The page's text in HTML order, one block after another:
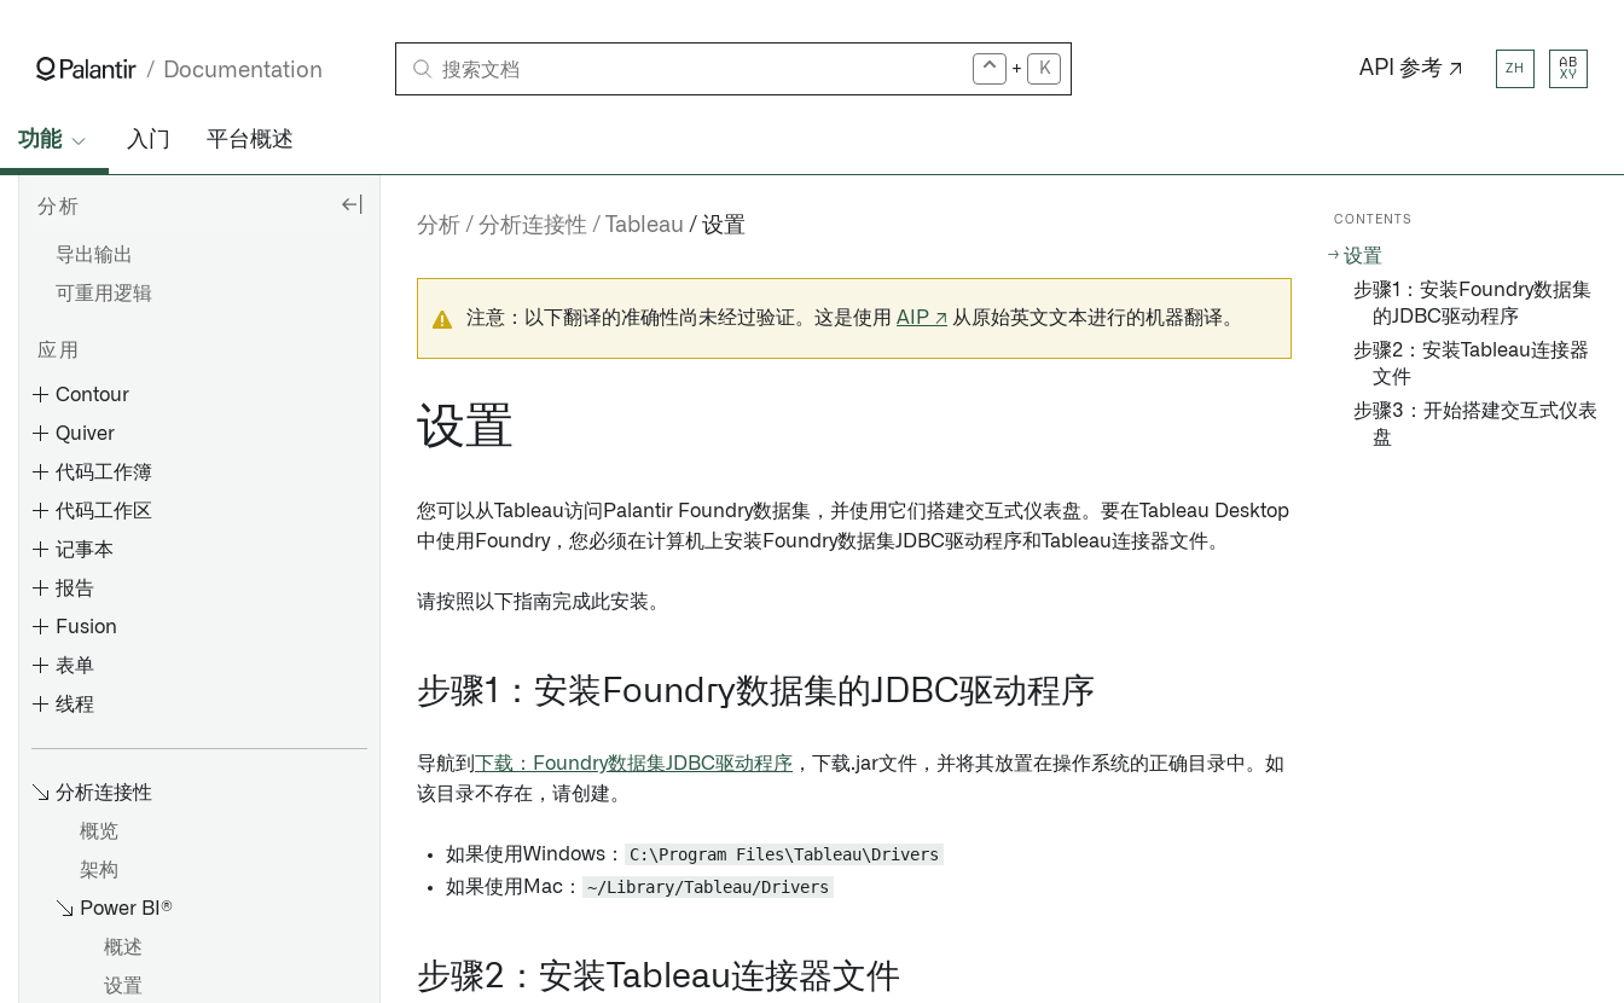
Documentation + K API 参考 ↗ ZH
AB
XY
功能 入门 平台概述
分析
Analytical results
报告
模型
导出输出
可重用逻辑
应用
Contour
创建路径
分享结果
概述
添加面板
筛选数据
合并数据集
Quiver
使用画布模式
使用图形模式
配置设置
保存和分享分析
概述
代码工作簿
语言
输入和输出
控制台
全局代码
复制节点
移动到生产环境
代码工作区
记事本
嵌入微件
报告
添加内容
内容
重新排序微件
更改宽度和高度
显示和隐藏内容
Fusion
查找和使用数据
创建和使用表格区域
创建模板
格式化单元格
下拉菜单、已锁定单元格和链
表单
验证器
变换
多重性
创建表单
线程
分析连接性
概览
架构
Power BI®
概述
设置
分析 分析连接性 Tableau 设置
注意：以下翻译的准确性尚未经过验证。这是使用 AIP ↗ 从原始英文文本进行的机器翻译。
设置
您可以从Tableau访问Palantir Foundry数据集，并使用它们搭建交互式仪表盘。要在Tableau Desktop
中使用Foundry，您必须在计算机上安装Foundry数据集JDBC驱动程序和Tableau连接器文件。
请按照以下指南完成此安装。
步骤1：安装Foundry数据集的JDBC驱动程序
导航到 下载：Foundry数据集JDBC驱动程序 ，下载.jar文件，并将其放置在操作系统的正确目录中。如
该目录不存在，请创建。
如果使用Windows：
C:\Program Files\Tableau\Drivers
如果使用Mac：
~/Library/Tableau/Drivers
步骤2：安装Tableau连接器文件
CONTENTS
设置
步骤1：安装Foundry数据集
的JDBC驱动程序
步骤2：安装Tableau连接器
文件
步骤3：开始搭建交互式仪表
盘